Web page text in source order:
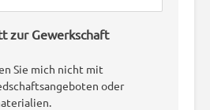
zur Gewerkschaft
Sie mich nicht mit
oder